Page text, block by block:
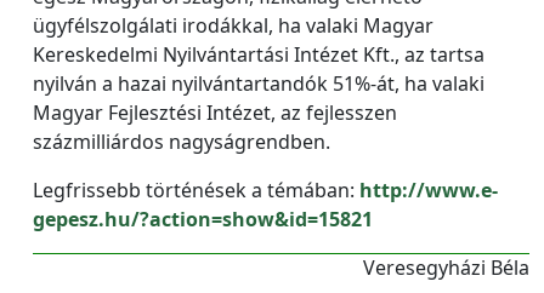
ügyfélszolgálati irodákkal, ha valaki Magyar
Kereskedelmi Nyilvántartási Intézet Kft., az tartsa
nyilván a hazai nyilvántartandók 51%-át, ha valaki
Magyar Fejlesztési Intézet, az fejlesszen
százmilliárdos nagyságrendben.
Legfrissebb történések a témában: http://www.e-
gepesz.hu/?action=show&id=15821
Veresegyházi Béla